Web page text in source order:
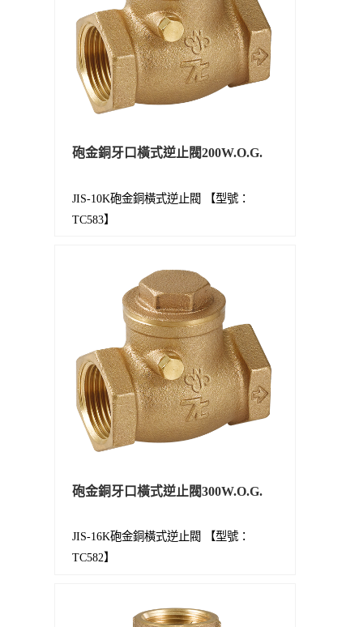
砲金銅牙口橫式逆止閥200W.O.G.
JIS-10K砲金銅橫式逆止閥 【型號：
TC583】
砲金銅牙口橫式逆止閥300W.O.G.
JIS-16K砲金銅橫式逆止閥 【型號：
TC582】